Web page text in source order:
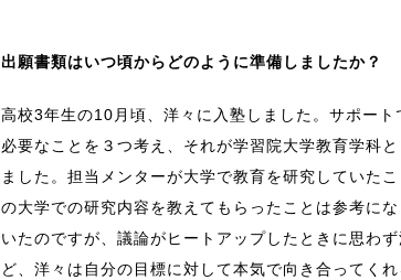
出願書類はいつ頃からどのように準備しましたか？
高校3年生の10月頃、洋々に入塾しました。サポー
必要なことを３つ考え、それが学習院大学教育学科
ました。担当メンターが大学で教育を研究していた
の大学での研究内容を教えてもらったことは参考に
いたのですが、議論がヒートアップしたときに思わ
ど、洋々は自分の目標に対して本気で向き合ってくれ